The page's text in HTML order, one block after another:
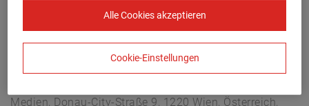
Medien, Donau-City-Straße 9, 1220 Wien, Österreich,
Alle Cookies akzeptieren
Cookie-Einstellungen